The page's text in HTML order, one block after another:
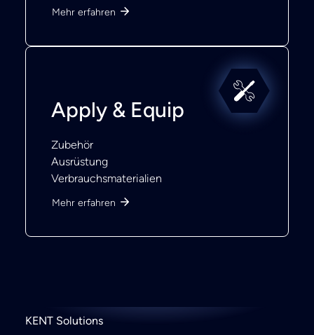
Mehr erfahren
Apply & Equip
Zubehör
Ausrüstung
Verbrauchsmaterialien
Mehr erfahren
KENT Solutions